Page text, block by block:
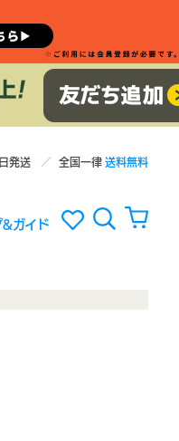
発送 全国一律送料無料
ガイド